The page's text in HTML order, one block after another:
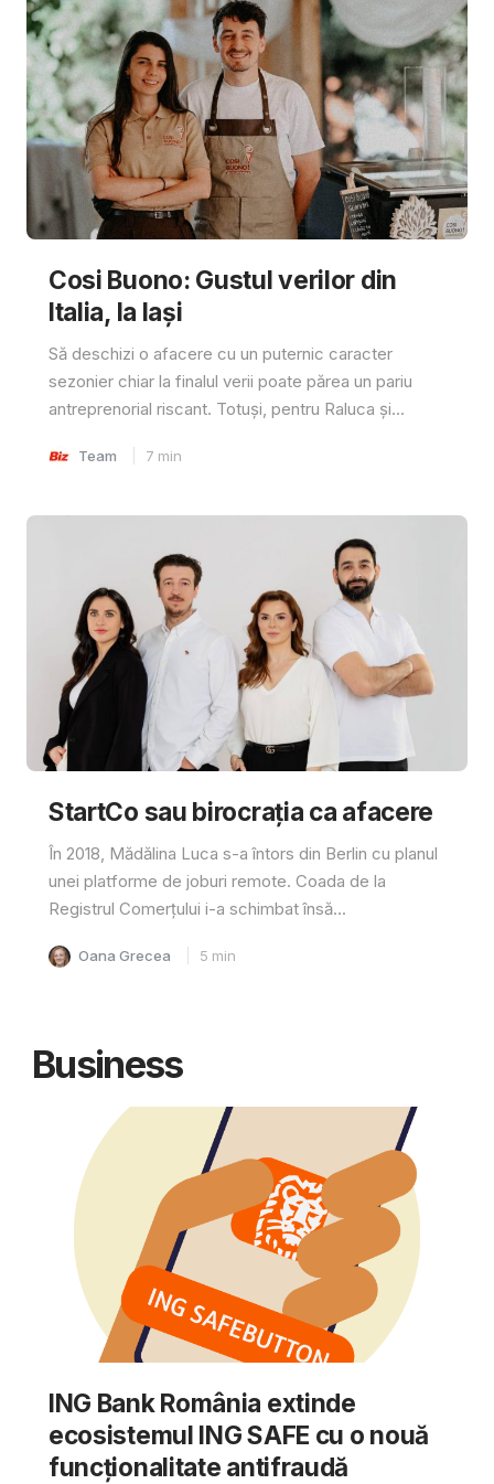
Cosi Buono: Gustul verilor din
Italia, la Iași
Să deschizi o afacere cu un puternic caracter
sezonier chiar la finalul verii poate părea un pariu
antreprenorial riscant. Totuși, pentru Raluca și...
Team 7 min
StartCo sau birocrația ca afacere
În 2018, Mădălina Luca s-a întors din Berlin cu planul
unei platforme de joburi remote. Coada de la
Registrul Comerțului i-a schimbat însă...
Oana Grecea 5 min
Business
ING Bank România extinde
ecosistemul ING SAFE cu o nouă
funcționalitate antifraudă